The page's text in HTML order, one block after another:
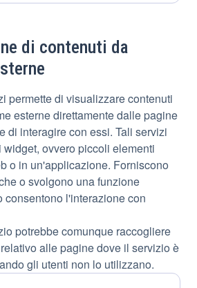
di contenuti da
permette di visualizzare contenuti
esterne direttamente dalle pagine
di interagire con essi. Tali servizi
ovvero piccoli elementi
o in un'applicazione. Forniscono
o svolgono una funzione
consentono l'interazione con
potrebbe comunque raccogliere
alle pagine dove il servizio è
gli utenti non lo utilizzano.